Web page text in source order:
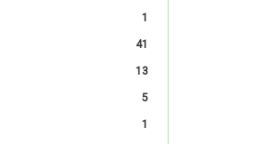
1
41
13
5
1